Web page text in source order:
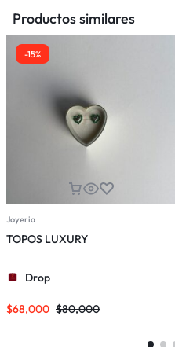
Productos similares
-15%
Joyeria
TOPOS LUXURY
Drop
$68,000 $80,000